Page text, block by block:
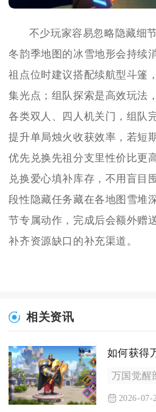
不少玩家容易忽略隐藏细
冬韵季地图的冰雪地形会持续
祖点位时建议搭配续航型斗篷
集光点；组队探索是高效玩法
各类双人、四人机关门，组队
提升单局烛火收获效率，若短
优先兑换先祖分支里性价比更
兑换爱心填补库存，不用盲目
段性隐藏任务藏在各地图雪堆
节专属动作，完成后会额外赠
补齐资源缺口的补充渠道。
相关资讯
2026-07-